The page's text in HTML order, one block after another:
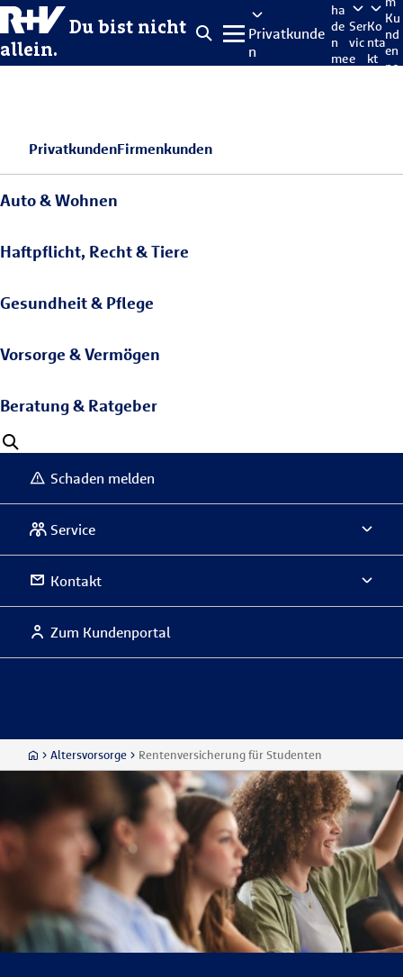
Du bist nicht
allein.
Privatkunde
n
ha
de
n
me
Ser
vic
e
Ko
nta
kt
Ku
nd
en
po
PrivatkundenFirmenkunden
Auto & Wohnen
Haftpflicht, Recht & Tiere
Gesundheit & Pflege
Vorsorge & Vermögen
Beratung & Ratgeber
Schaden melden
Service
Kontakt
Zum Kundenportal
Altersvorsorge Rentenversicherung für Studenten